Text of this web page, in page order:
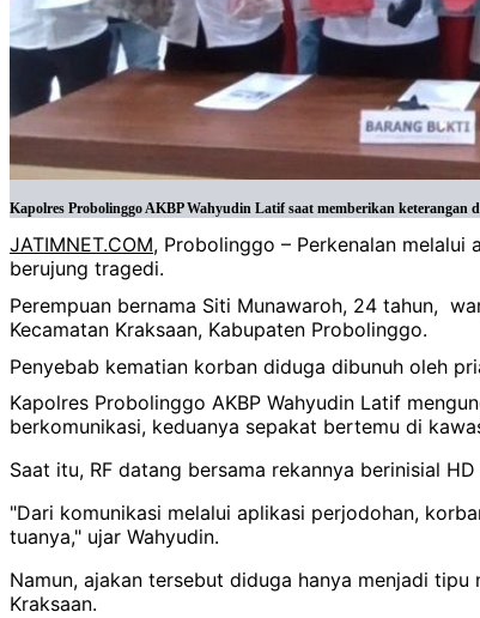
Kapolres Probolinggo AKBP Wahyudin Latif saat memberikan keterangan
JATIMNET.COM, Probolinggo – Perkenalan
berujung tragedi.
Perempuan bernama Siti Munawaroh, 24 tahun,
Kecamatan Kraksaan, Kabupaten Probolinggo.
Penyebab kematian korban diduga dibunuh oleh
Kapolres Probolinggo AKBP Wahyudin Latif
berkomunikasi, keduanya sepakat bertemu di
Saat itu, RF datang bersama rekannya berinisial
"Dari komunikasi melalui aplikasi perjodohan,
tuanya," ujar Wahyudin.
Namun, ajakan tersebut diduga hanya menjadi
Kraksaan.